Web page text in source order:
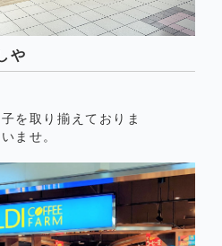
や
を取り揃えておりま
ませ。